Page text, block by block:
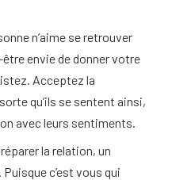
n’aime se retrouver
être envie de donner votre
Acceptez la
qu’ils se sentent ainsi,
avec leurs sentiments.
la relation, un
c’est vous qui